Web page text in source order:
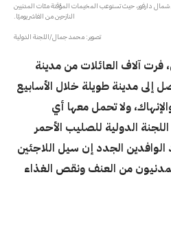
شمال دارفور، حيث تستوعب المخيمات المؤقتة مئات المدنيين
النازحين من الفاشر يوميًا.
تصوير: محمد جمال/اللجنة الدولية
فرت آلاف العائلات من مدينة
إلى مدينة طويلة خلال الأسابيع
ولا تحمل معها أي
الدولية للصليب الأحمر
الوافدين الجدد إن سيل اللاجئين
المدنيون من العنف ونقص الغذاء